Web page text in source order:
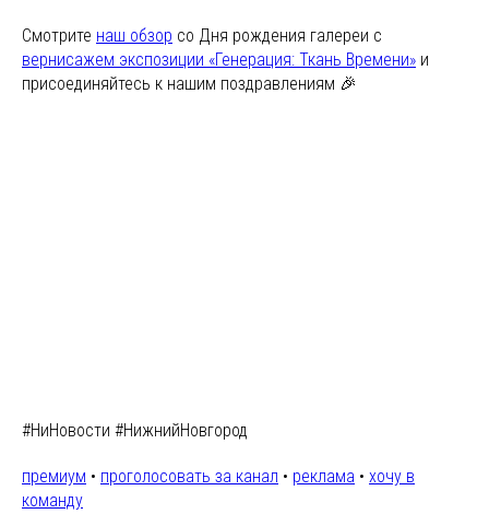
Смотрите наш обзор со Дня рождения галереи с
вернисажем экспозиции «Генерация: Ткань Времени» и
присоединяйтесь к нашим поздравлениям 🎉
#НиНовости #НижнийНовгород
премиум • проголосовать за канал • реклама • хочу в
команду